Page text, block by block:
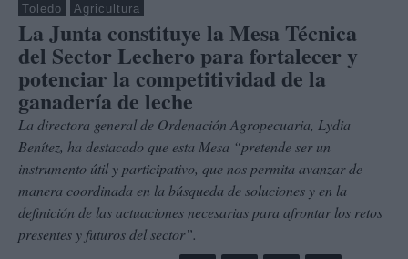
Toledo Agricultura
La Junta constituye la Mesa Técnica
del Sector Lechero para fortalecer y
potenciar la competitividad de la
ganadería de leche
La directora general de Ordenación Agropecuaria, Lydia
Benítez, ha destacado que esta Mesa “pretende ser un
instrumento útil y participativo, que nos permita avanzar de
manera coordinada en la búsqueda de soluciones y en la
definición de las actuaciones necesarias para afrontar los retos
presentes y futuros del sector”.